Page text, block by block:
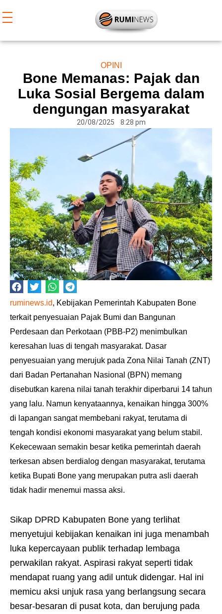
ke
OPINI
Bone Memanas: Pajak dan
Luka Sosial Bergema dalam
dengungan masyarakat
20/08/2025 8:28 pm
ruminews.id, Kebijakan Pemerintah Kabupaten Bone
terkait penyesuaian Pajak Bumi dan Bangunan
Perdesaan dan Perkotaan (PBB-P2) menimbulkan
keresahan luas di tengah masyarakat. Dasar
penyesuaian yang merujuk pada Zona Nilai Tanah (ZNT)
dari Badan Pertanahan Nasional (BPN) memang
disebutkan karena nilai tanah terakhir diperbarui 14 tahun
yang lalu. Namun kenyataannya, kenaikan hingga 300%
di lapangan sangat membebani rakyat, terutama di
tengah kondisi ekonomi masyarakat yang belum stabil.
Kekecewaan semakin besar ketika pemerintah daerah
terkesan absen berdialog dengan masyarakat, terutama
ketika Bupati Bone yang merupakan putra asli daerah
tidak hadir menemui massa aksi.
Sikap DPRD Kabupaten Bone yang terlihat
menyetujui kebijakan kenaikan ini juga menambah
luka kepercayaan publik terhadap lembaga
perwakilan rakyat. Aspirasi rakyat seperti tidak
mendapat ruang yang adil untuk didengar. Hal ini
memicu aksi unjuk rasa yang berlangsung secara
besar-besaran di pusat kota, dan berujung pada